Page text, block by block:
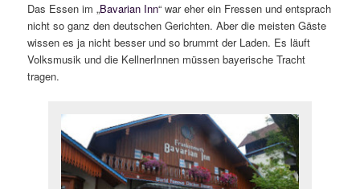
Das Essen im „Bavarian Inn“ war eher ein Fressen und entsprach
nicht so ganz den deutschen Gerichten. Aber die meisten Gäste
wissen es ja nicht besser und so brummt der Laden. Es läuft
Volksmusik und die KellnerInnen müssen bayerische Tracht
tragen.